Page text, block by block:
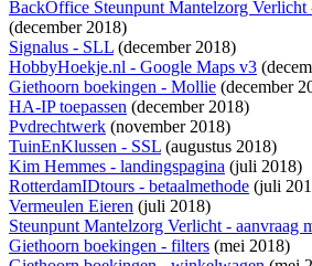
BackOffice Steunpunt Mantelzorg Verlicht
(december 2018)
Signalus - SLL (december 2018)
HobbyHoekje.nl - Google Maps v3
Giethoorn boekingen - Mollie (december
HA-IP toepassen (december 2018)
Pvdrechtwerk (november 2018)
TuinEnKlussen - SSL (augustus 2018)
Kim Hemmes - landingspagina (juli 2018)
RotterdamIDtours - betaalmethode (juli
Vermeulen Eieren (juli 2018)
Steunpunt Mantelzorg Verlicht - aanvraag
Giethoorn boekingen - filters (mei 2018)